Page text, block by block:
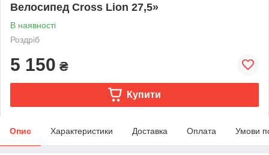
Велосипед Сross Lion 27,5»
В наявності
Роздріб
5 150 ₴
Купити
Опис Характеристики Доставка Оплата Умови